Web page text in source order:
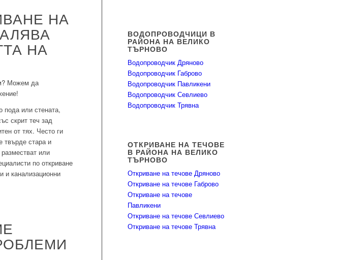
НА
НА
Можем да
пода или стената,
скрит теч зад
от тях. Често ги
твърде стара и
или
по откриване
и канализационни
ВОДОПРОВОДЧИЦИ В
РАЙОНА НА ВЕЛИКО
ТЪРНОВО
Водопроводчик Дряново
Водопроводчик Габрово
Водопроводчик Павликени
Водопроводчик Севлиево
Водопроводчик Трявна
ОТКРИВАНЕ НА ТЕЧОВЕ
В РАЙОНА НА ВЕЛИКО
ТЪРНОВО
Откриване на течове Дряново
Откриване на течове Габрово
Откриване на течове
Павликени
Откриване на течове Севлиево
Откриване на течове Трявна